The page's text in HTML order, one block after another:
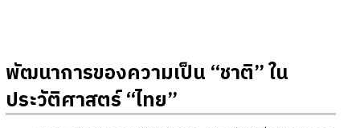
พัฒนาการของความเป็น “ชาติ” ใน
ประวัติศาสตร์ “ไทย”